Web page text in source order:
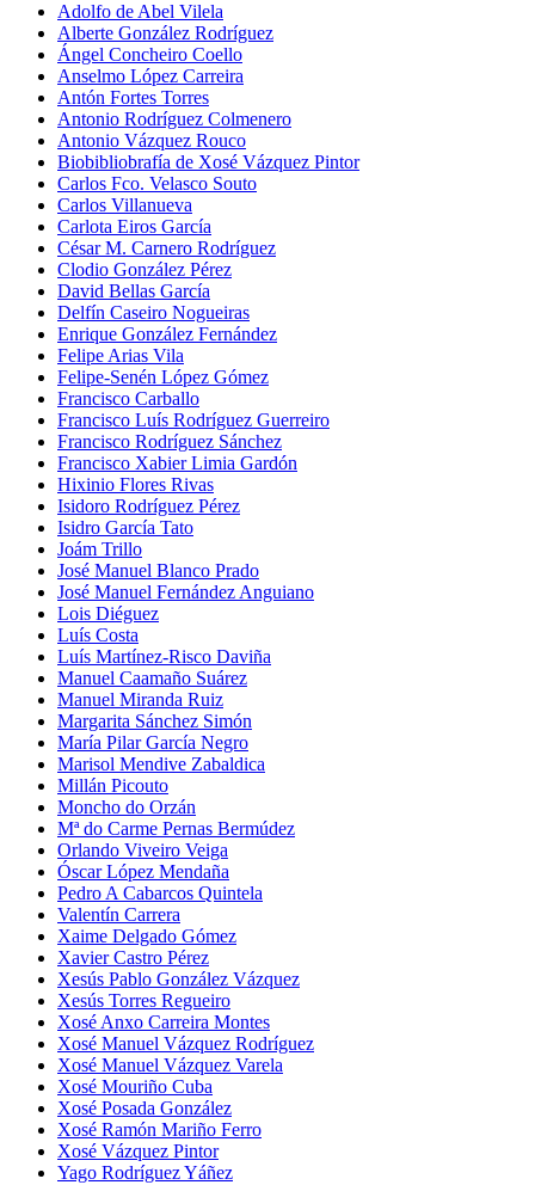
Adolfo de Abel Vilela
Alberte González Rodríguez
Ángel Concheiro Coello
Anselmo López Carreira
Antón Fortes Torres
Antonio Rodríguez Colmenero
Antonio Vázquez Rouco
Biobibliobrafía de Xosé Vázquez Pintor
Carlos Fco. Velasco Souto
Carlos Villanueva
Carlota Eiros García
César M. Carnero Rodríguez
Clodio González Pérez
David Bellas García
Delfín Caseiro Nogueiras
Enrique González Fernández
Felipe Arias Vila
Felipe-Senén López Gómez
Francisco Carballo
Francisco Luís Rodríguez Guerreiro
Francisco Rodríguez Sánchez
Francisco Xabier Limia Gardón
Hixinio Flores Rivas
Isidoro Rodríguez Pérez
Isidro García Tato
Joám Trillo
José Manuel Blanco Prado
José Manuel Fernández Anguiano
Lois Diéguez
Luís Costa
Luís Martínez-Risco Daviña
Manuel Caamaño Suárez
Manuel Miranda Ruiz
Margarita Sánchez Simón
María Pilar García Negro
Marisol Mendive Zabaldica
Millán Picouto
Moncho do Orzán
Mª do Carme Pernas Bermúdez
Orlando Viveiro Veiga
Óscar López Mendaña
Pedro A Cabarcos Quintela
Valentín Carrera
Xaime Delgado Gómez
Xavier Castro Pérez
Xesús Pablo González Vázquez
Xesús Torres Regueiro
Xosé Anxo Carreira Montes
Xosé Manuel Vázquez Rodríguez
Xosé Manuel Vázquez Varela
Xosé Mouriño Cuba
Xosé Posada González
Xosé Ramón Mariño Ferro
Xosé Vázquez Pintor
Yago Rodríguez Yáñez